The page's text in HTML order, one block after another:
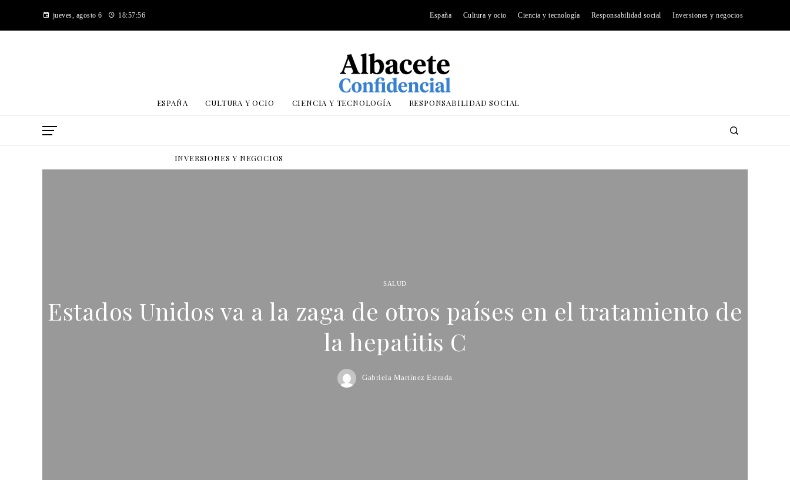
jueves, agosto 6 18:57:57 España Cultura y ocio Ciencia y tecnología Responsabilidad social Inversiones y negocios
ESPAÑA CULTURA Y OCIO CIENCIA Y TECNOLOGÍA RESPONSABILIDAD SOCIAL
INVERSIONES Y NEGOCIOS
SALUD
Estados Unidos va a la zaga de otros países en el tratamiento de
la hepatitis C
Gabriela Martínez Estrada